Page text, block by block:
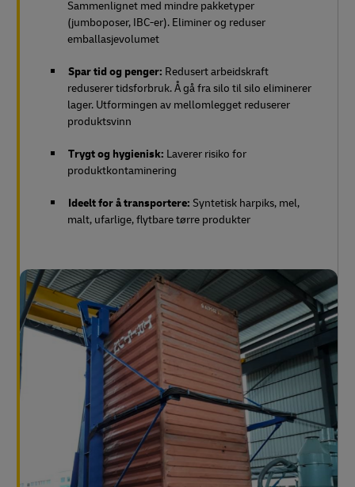
Sammenlignet med mindre pakketyper
(jumboposer, IBC-er). Eliminer og reduser
emballasjevolumet
Spar tid og penger: Redusert arbeidskraft
reduserer tidsforbruk. Å gå fra silo til silo eliminerer
lager. Utformingen av mellomlegget reduserer
produktsvinn
Trygt og hygienisk: Laverer risiko for
produktkontaminering
Ideelt for å transportere: Syntetisk harpiks, mel,
malt, ufarlige, flytbare tørre produkter